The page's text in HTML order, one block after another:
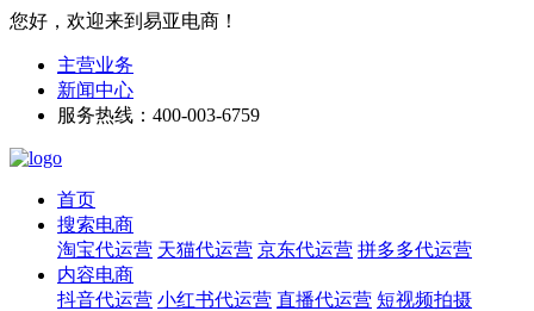
您好，欢迎来到易亚电商！
主营业务
新闻中心
服务热线：400-003-6759
首页
搜索电商
淘宝代运营 天猫代运营 京东代运营 拼多多代运营
内容电商
抖音代运营 小红书代运营 直播代运营 短视频拍摄